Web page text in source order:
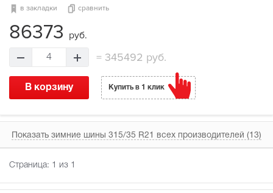
в закладки сравнить
86373 руб.
4 = 345492 руб.
В корзину Купить в 1 клик
Показать зимние шины 315/35 R21 всех производителей (13)
Страница: 1 из 1